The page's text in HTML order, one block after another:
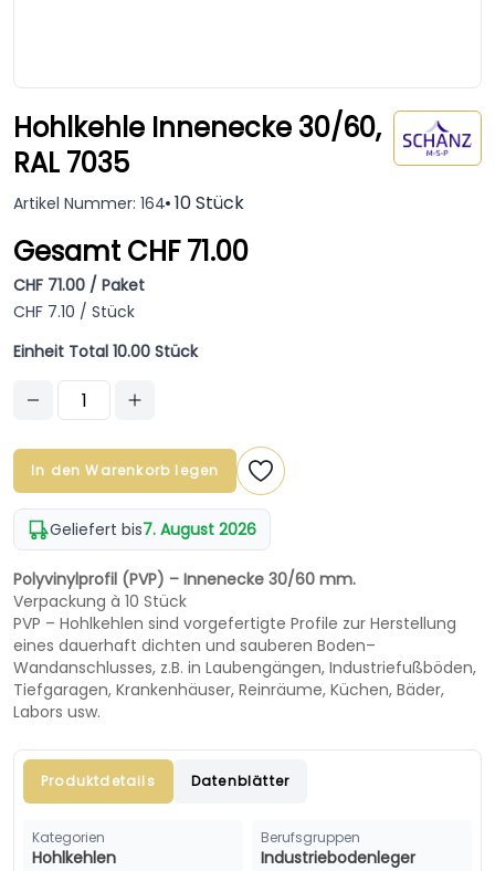
Hohlkehle Innenecke 30/60,
RAL 7035
Artikel Nummer: 164 10 Stück
Gesamt CHF 71.00
CHF 71.00 / Paket
CHF 7.10 / Stück
Einheit Total 10.00 Stück
In den Warenkorb legen
Geliefert bis7. August 2026
Polyvinylprofil (PVP) – Innenecke 30/60 mm.
Verpackung à 10 Stück
PVP – Hohlkehlen sind vorgefertigte Profile zur Herstellung
eines dauerhaft dichten und sauberen Boden–
Wandanschlusses, z.B. in Laubengängen, Industriefußböden,
Tiefgaragen, Krankenhäuser, Reinräume, Küchen, Bäder,
Labors usw.
Produktdetails Datenblätter
Kategorien
Hohlkehlen
Berufsgruppen
Industriebodenleger